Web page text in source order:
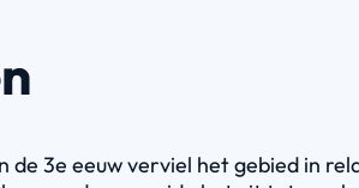
de 3e eeuw verviel het gebied in